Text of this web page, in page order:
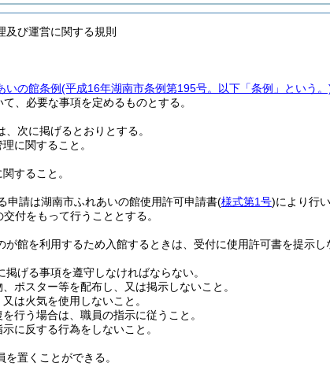
及び運営に関する規則
いの館条例(平成16年湖南市条例第195号。以下「条例」という。
、必要な事項を定めるものとする。
次に掲げるとおりとする。
に関すること。
すること。
申請は湖南市ふれあいの館使用許可申請書(様式第1号)により行
交付をもって行うこととする。
館を利用するため入館するときは、受付に使用許可書を提示し
げる事項を遵守しなければならない。
ポスター等を配布し、又は掲示しないこと。
は火気を使用しないこと。
行う場合は、職員の指示に従うこと。
に反する行為をしないこと。
置くことができる。